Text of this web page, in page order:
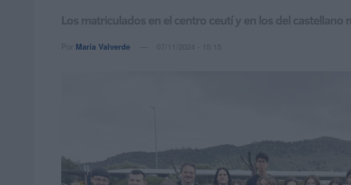
Los matriculados en el centro ceutí y en los del
Por María Valverde 07/11/2024 - 15:15